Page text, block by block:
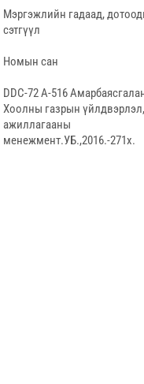
Мэргэжлийн гадаад,
сэтгүүл
Номын сан
DDC-72 А-516
Хоолны газрын
ажиллагааны
менежмент.УБ.,2016.-271х.